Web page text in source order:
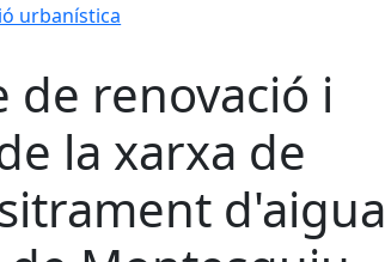
urbanística
de renovació i
la xarxa de
d'aigua